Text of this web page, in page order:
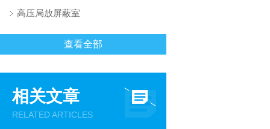
高压局放屏蔽室
查看全部
相关文章
RELATED ARTICLES